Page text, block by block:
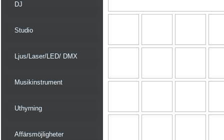
DJ
Studio
Ljus/Laser/LED/ DMX
Musikinstrument
Uthyrning
Affärsmöjligheter